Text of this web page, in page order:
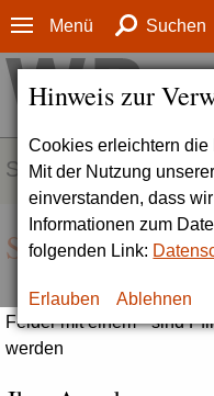
Hinweis zur
Cookies erleichtern
Mit der Nutzung
einverstanden, dass
Informationen zum
folgenden Link:
Erlauben Ablehnen
Menü Suchen
SERVICE
Seite empfehlen
Felder mit einem * sind
werden